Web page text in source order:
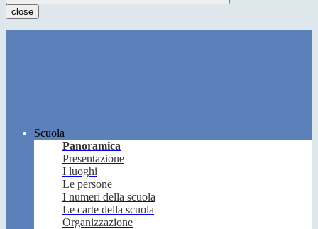
close
Scuola
Panoramica
Presentazione
I luoghi
Le persone
I numeri della scuola
Le carte della scuola
Organizzazione